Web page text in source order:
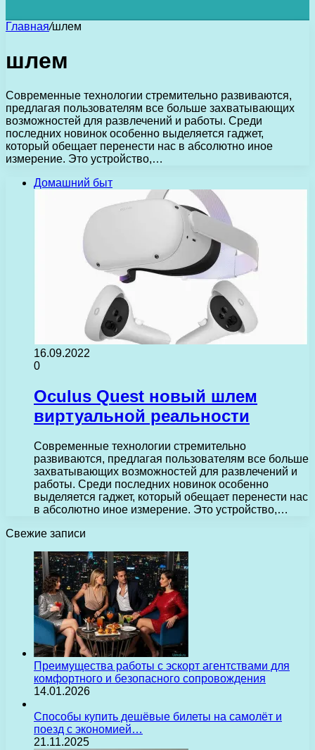
Главная/шлем
шлем
Современные технологии стремительно развиваются,
предлагая пользователям все больше захватывающих
возможностей для развлечений и работы. Среди
последних новинок особенно выделяется гаджет,
который обещает перенести нас в абсолютно иное
измерение. Это устройство,…
Домашний быт
16.09.2022
0
Oculus Quest новый шлем
виртуальной реальности
Современные технологии стремительно
развиваются, предлагая пользователям все больше
захватывающих возможностей для развлечений и
работы. Среди последних новинок особенно
выделяется гаджет, который обещает перенести нас
в абсолютно иное измерение. Это устройство,…
Свежие записи
Преимущества работы с эскорт агентствами для
комфортного и безопасного сопровождения
14.01.2026
Способы купить дешёвые билеты на самолёт и
поезд с экономией…
21.11.2025